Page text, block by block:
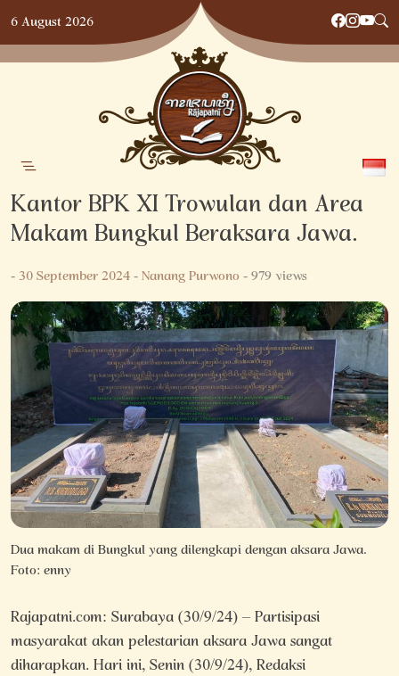
Skip
to
content
6 August 2026
Kantor BPK XI Trowulan dan Area
Makam Bungkul Beraksara Jawa.
-30 September 2024-Nanang Purwono- 979 views
Dua makam di Bungkul yang dilengkapi dengan aksara Jawa.
Foto: enny
Rajapatni.com: Surabaya (30/9/24) – Partisipasi
masyarakat akan pelestarian aksara Jawa sangat
diharapkan. Hari ini, Senin (30/9/24), Redaksi